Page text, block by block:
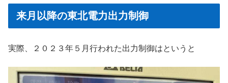
来月以降の東北電力出力制御
実際、２０２３年５月行われた出力制御はというと